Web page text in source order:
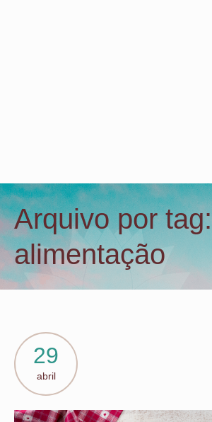
Arquivo por tag:
alimentação
29
abril